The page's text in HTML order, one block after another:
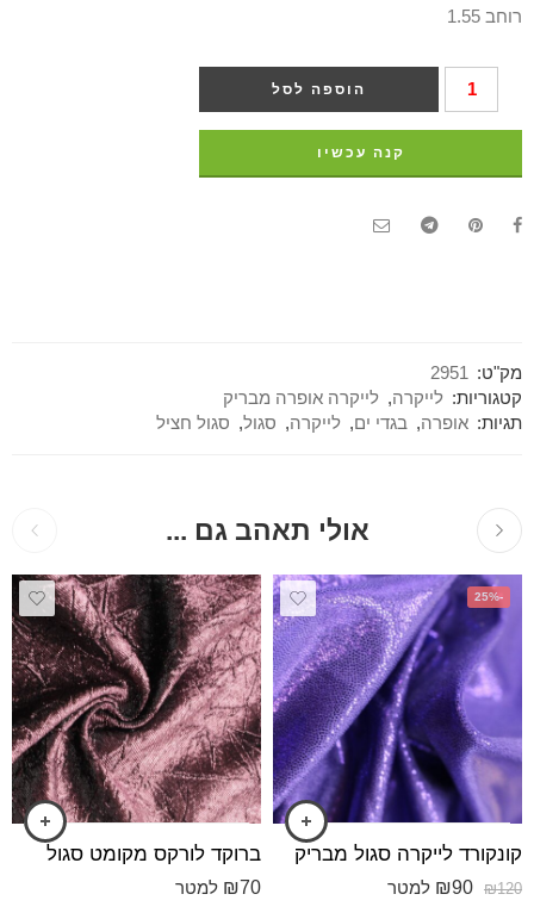
רוחב 1.55
הוספה לסל
קנה עכשיו
מק"ט:
2951
קטגוריות: לייקרה, לייקרה אופרה מבריק
תגיות: אופרה, בגדי ים, לייקרה, סגול, סגול חציל
אולי תאהב גם ...
-25%
קונקורד לייקרה סגול מבריק
₪120
₪90 למטר
ברוקד לורקס מקומט סגול
₪70 למטר